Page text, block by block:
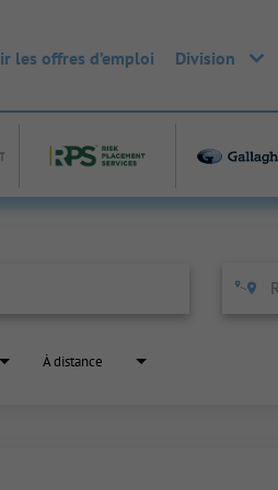
les offres d’emploi Division
À distance